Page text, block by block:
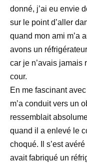
donné, j’ai eu envie
sur le point d’aller
quand mon ami m’a
avons un
car je n’avais jamais
cour.
En me fascinant
m’a conduit vers un
ressemblait
quand il a enlevé le
choqué. Il s’est
avait fabriqué un